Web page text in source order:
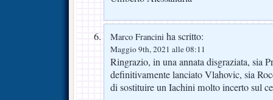
Marco Francini ha scritto:
Maggio 9th, 2021 alle 08:11
Ringrazio, in una annata disgraziata, sia
definitivamente lanciato Vlahovic, sia
di sostituire un Iachini molto incerto sul